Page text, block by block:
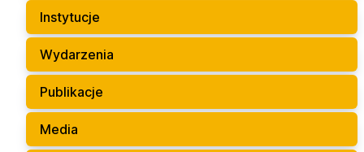
Instytucje
Wydarzenia
Publikacje
Media